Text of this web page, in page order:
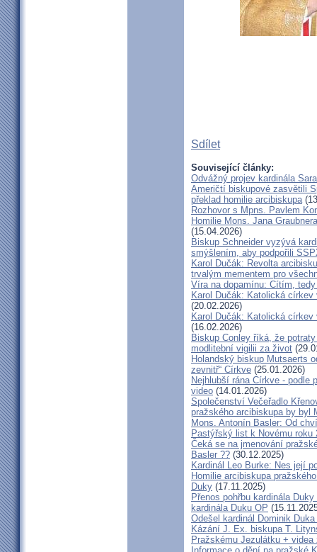
Sdílet
Související články:
Odvážný projev kardinála
Američtí biskupové zasvětili
překlad homilie arcibiskupa
Rozhovor s Mpns. Pavlem
Homilie Mons. Jana
(15.04.2026)
Biskup Schneider vyzývá
smýšlením, aby podpořili
Karol Dučák: Revolta
trvalým mementem pro
Víra na dopamínu: Cítím,
Karol Dučák: Katolická
(20.02.2026)
Karol Dučák: Katolická
(16.02.2026)
Biskup Conley říká, že
modlitební vigilii za život
Holandský biskup Mutsaerts
zevnitř“ Církve (25.01.2026)
Nejhlubší rána Církve - podle
video (14.01.2026)
Společenství Večeřadlo
pražského arcibiskupa by byl
Mons. Antonín Basler: Od
Pastýřský list k Novému roku
Čeká se na jmenování
Basler ?? (30.12.2025)
Kardinál Leo Burke: Nes její
Homilie arcibiskupa
Duky (17.11.2025)
Přenos pohřbu kardinála
kardinála Duku OP
Odešel kardinál Dominik
Kázání J. Ex. biskupa T.
Pražskému Jezulátku + videa